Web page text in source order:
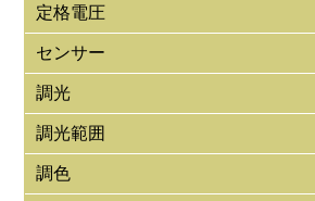
定格電圧
センサー
調光
調光範囲
調色